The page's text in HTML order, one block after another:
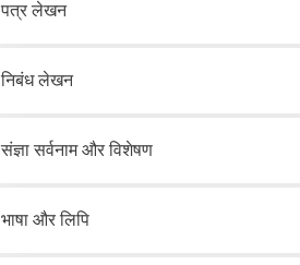
पत्र लेखन
निबंध लेखन
संज्ञा सर्वनाम और विशेषण
भाषा और लिपि